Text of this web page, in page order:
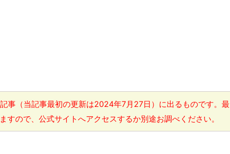
事（当記事最初の更新は2024年7月27日）に出るものです。最
すので、公式サイトへアクセスするか別途お調べください。